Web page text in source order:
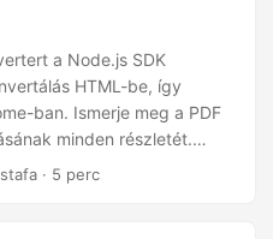
a Node.js SDK
HTML-be, így
ban. Ismerje meg a PDF
minden részletét.
· 5 perc